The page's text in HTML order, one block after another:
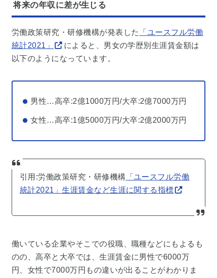
将来の年収に差が生じる
労働政策研究・研修機構が発表した
「ユースフル労働
統計2021」
によると、男女の学歴別生涯賃金額は
以下のようになっています。
男性…高卒:2億1000万円/大卒:2億7000万円
女性…高卒:1億5000万円/大卒:2億2000万円
引用:労働政策研究・研修機構 「ユースフル労働
統計2021」生涯賃金など生涯に関する指標
働いている企業やそこでの役職、職種などにもよるも
のの、高卒と大卒では、生涯賃金に男性で6000万
円、女性で7000万円もの違いが出ることがわかりま